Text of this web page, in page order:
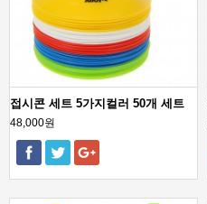
접시콘 세트 5가지컬러 50개 세트
48,000원